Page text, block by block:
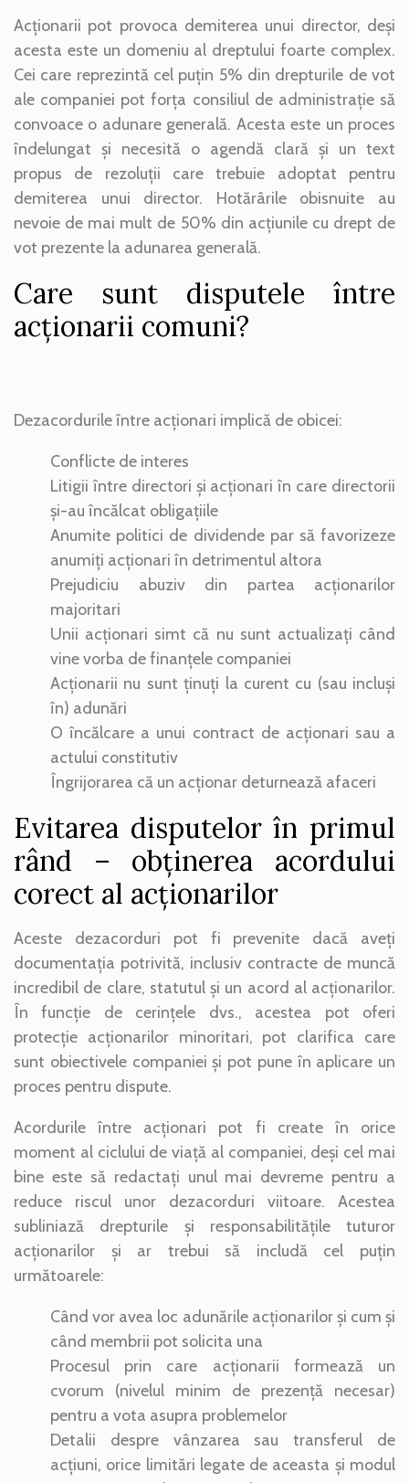
Acționarii pot provoca demiterea unui director, deși
acesta este un domeniu al dreptului foarte complex.
Cei care reprezintă cel puțin 5% din drepturile de vot
ale companiei pot forța consiliul de administrație să
convoace o adunare generală. Acesta este un proces
îndelungat și necesită o agendă clară și un text
propus de rezoluții care trebuie adoptat pentru
demiterea unui director. Hotărârile obisnuite au
nevoie de mai mult de 50% din acțiunile cu drept de
vot prezente la adunarea generală.
Care sunt disputele între
acționarii comuni?
Dezacordurile între acționari implică de obicei:
Conflicte de interes
Litigii între directori și acționari în care directorii
și-au încălcat obligațiile
Anumite politici de dividende par să favorizeze
anumiți acționari în detrimentul altora
Prejudiciu abuziv din partea acționarilor
majoritari
Unii acționari simt că nu sunt actualizați când
vine vorba de finanțele companiei
Acționarii nu sunt ținuți la curent cu (sau incluși
în) adunări
O încălcare a unui contract de acționari sau a
actului constitutiv
Îngrijorarea că un acționar deturnează afaceri
Evitarea disputelor în primul
rând – obținerea acordului
corect al acționarilor
Aceste dezacorduri pot fi prevenite dacă aveți
documentația potrivită, inclusiv contracte de muncă
incredibil de clare, statutul și un acord al acționarilor.
În funcție de cerințele dvs., acestea pot oferi
protecție acționarilor minoritari, pot clarifica care
sunt obiectivele companiei și pot pune în aplicare un
proces pentru dispute.
Acordurile între acționari pot fi create în orice
moment al ciclului de viață al companiei, deși cel mai
bine este să redactați unul mai devreme pentru a
reduce riscul unor dezacorduri viitoare. Acestea
subliniază drepturile și responsabilitățile tuturor
acționarilor și ar trebui să includă cel puțin
următoarele:
Când vor avea loc adunările acționarilor și cum și
când membrii pot solicita una
Procesul prin care acționarii formează un
cvorum (nivelul minim de prezență necesar)
pentru a vota asupra problemelor
Detalii despre vânzarea sau transferul de
acțiuni, orice limitări legate de aceasta și modul